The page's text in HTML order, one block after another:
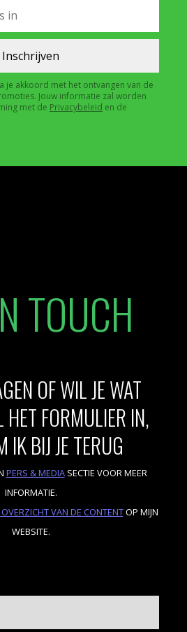
je akkoord met het ontvangen van de
Jouw informatie zal worden
met de Privacybeleid en de
TOUCH
OF WIL JE WAT
FORMULIER IN,
IK BIJ JE TERUG
PERS & MEDIASECTIE VOOR MEER
INFORMATIE.
VAN DE CONTENTOP MIJN
WEBSITE.